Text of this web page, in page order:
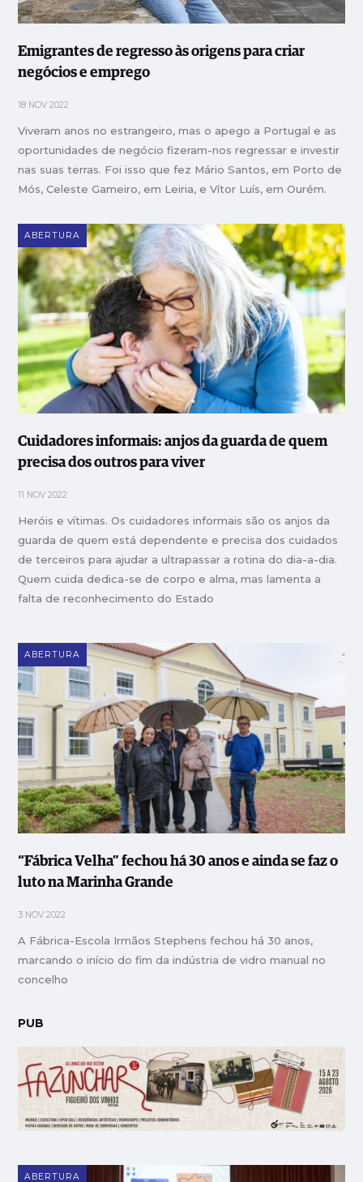
Emigrantes de regresso às origens para criar
negócios e emprego
18 NOV 2022
Viveram anos no estrangeiro, mas o apego a Portugal e as
oportunidades de negócio fizeram-nos regressar e investir
nas suas terras. Foi isso que fez Mário Santos, em Porto de
Mós, Celeste Gameiro, em Leiria, e Vítor Luís, em Ourém.
ABERTURA
Cuidadores informais: anjos da guarda de quem
precisa dos outros para viver
11 NOV 2022
Heróis e vítimas. Os cuidadores informais são os anjos da
guarda de quem está dependente e precisa dos cuidados
de terceiros para ajudar a ultrapassar a rotina do dia-a-dia.
Quem cuida dedica-se de corpo e alma, mas lamenta a
falta de reconhecimento do Estado
ABERTURA
“Fábrica Velha” fechou há 30 anos e ainda se faz o
luto na Marinha Grande
3 NOV 2022
A Fábrica-Escola Irmãos Stephens fechou há 30 anos,
marcando o início do fim da indústria de vidro manual no
concelho
PUB
ABERTURA